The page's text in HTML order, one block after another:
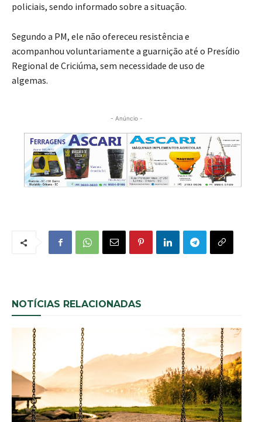
policiais, sendo informado sobre a situação.
Segundo a PM, ele não ofereceu resistência e
acompanhou voluntariamente a guarnição até o Presídio
Regional de Criciúma, sem necessidade de uso de
algemas.
- Anúncio -
NOTÍCIAS RELACIONADAS